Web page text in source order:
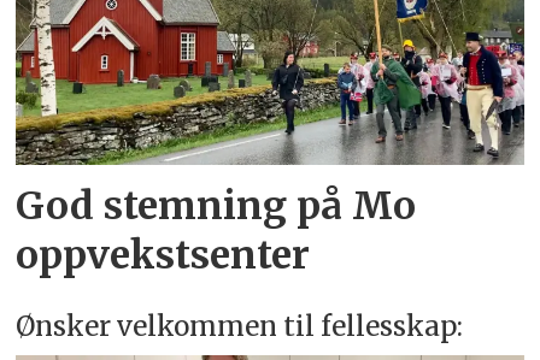
God stemning på Mo
oppvekstsenter
Ønsker velkommen til fellesskap: